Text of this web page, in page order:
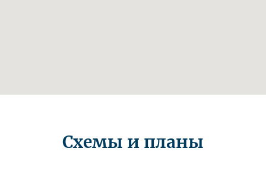
Схемы и планы